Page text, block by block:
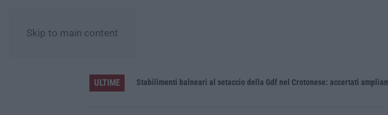
Skip to main content
ULTIME